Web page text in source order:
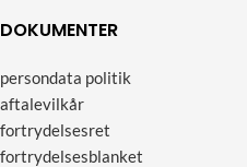
DOKUMENTER
persondata politik
aftalevilkår
fortrydelsesret
fortrydelsesblanket